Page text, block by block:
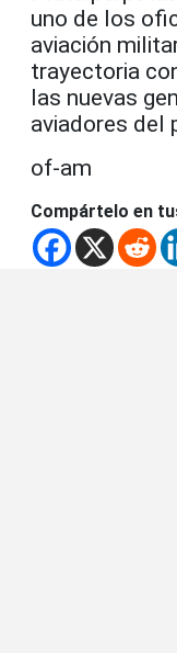
uno de los
aviación
trayectoria
las nuevas
aviadores del
of-am
Compártelo en